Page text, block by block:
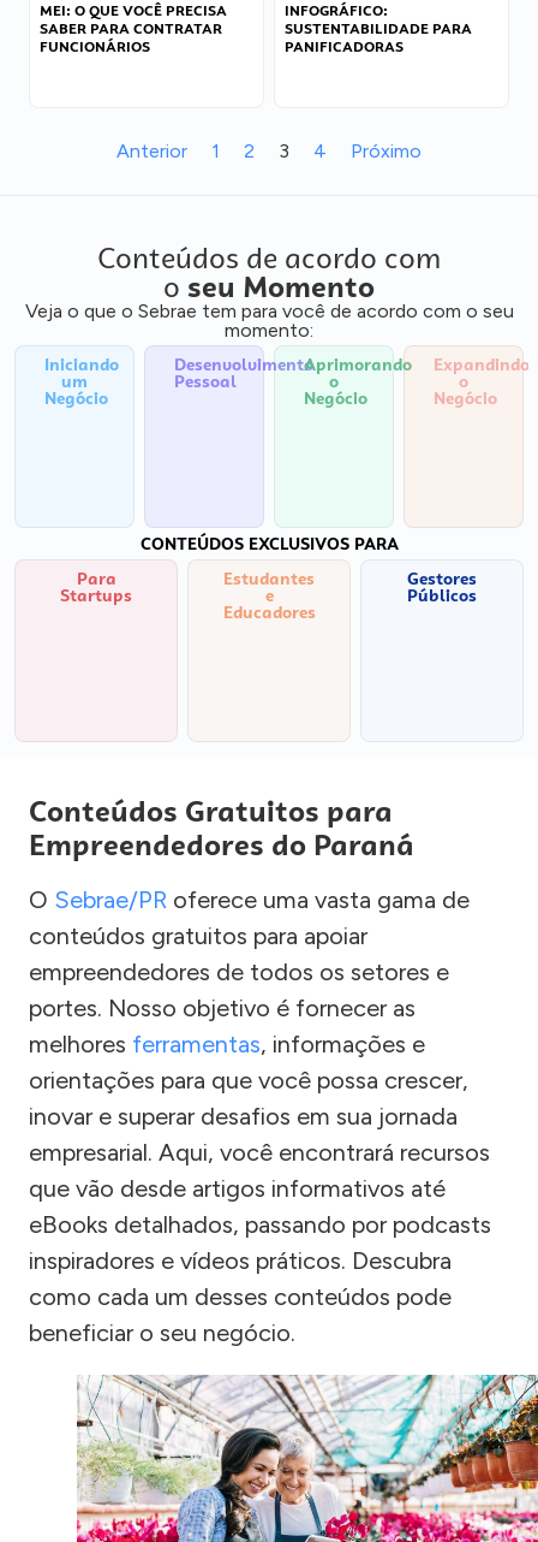
MEI: O QUE VOCÊ PRECISA
SABER PARA CONTRATAR
FUNCIONÁRIOS
INFOGRÁFICO:
SUSTENTABILIDADE PARA
PANIFICADORAS
Anterior 1 2 3 4 Próximo
Conteúdos de acordo com
o seu Momento
Veja o que o Sebrae tem para você de acordo com o seu
momento:
Iniciando
um
Negócio
Desenvolvimento
Pessoal
Aprimorando
o
Negócio
Expandindo
o
Negócio
CONTEÚDOS EXCLUSIVOS PARA
Para
Startups
Estudantes
e
Educadores
Gestores
Públicos
Conteúdos Gratuitos para
Empreendedores do Paraná
O Sebrae/PR oferece uma vasta gama de
conteúdos gratuitos para apoiar
empreendedores de todos os setores e
portes. Nosso objetivo é fornecer as
melhores ferramentas, informações e
orientações para que você possa crescer,
inovar e superar desafios em sua jornada
empresarial. Aqui, você encontrará recursos
que vão desde artigos informativos até
eBooks detalhados, passando por podcasts
inspiradores e vídeos práticos. Descubra
como cada um desses conteúdos pode
beneficiar o seu negócio.